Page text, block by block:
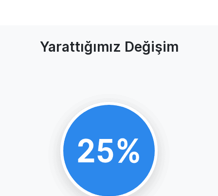
Yarattığımız Değişim